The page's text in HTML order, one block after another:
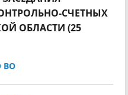
СЧЕТНЫХ
ОБЛАСТИ (25
ВО